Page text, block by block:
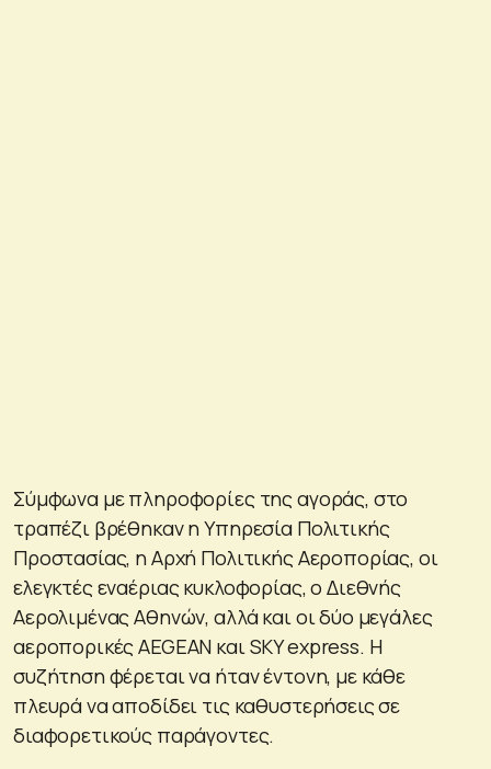
Σύμφωνα με πληροφορίες της αγοράς, στο
τραπέζι βρέθηκαν η Υπηρεσία Πολιτικής
Προστασίας, η Αρχή Πολιτικής Αεροπορίας, οι
ελεγκτές εναέριας κυκλοφορίας, ο Διεθνής
Αερολιμένας Αθηνών, αλλά και οι δύο μεγάλες
αεροπορικές AEGEAN και SKY express. Η
συζήτηση φέρεται να ήταν έντονη, με κάθε
πλευρά να αποδίδει τις καθυστερήσεις σε
διαφορετικούς παράγοντες.